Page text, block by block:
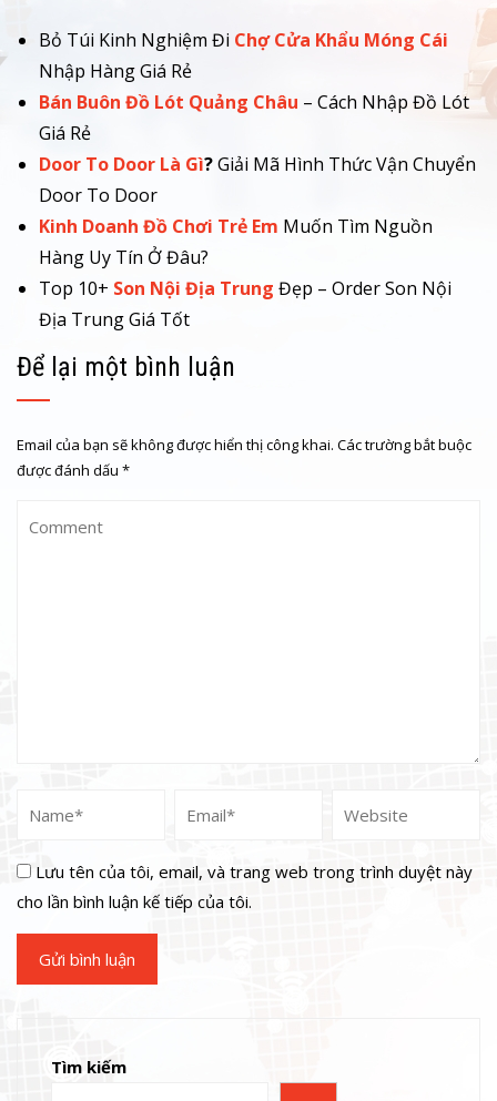
Bỏ Túi Kinh Nghiệm Đi Chợ Cửa Khẩu Móng Cái
Nhập Hàng Giá Rẻ
Bán Buôn Đồ Lót Quảng Châu – Cách Nhập Đồ Lót
Giá Rẻ
Door To Door Là Gì?Giải Mã Hình Thức Vận Chuyển
Door To Door
Kinh Doanh Đồ Chơi Trẻ Em Muốn Tìm Nguồn
Hàng Uy Tín Ở Đâu?
Top 10+ Son Nội Địa Trung Đẹp – Order Son Nội
Địa Trung Giá Tốt
Để lại một bình luận
Email của bạn sẽ không được hiển thị công khai. Các trường bắt buộc
được đánh dấu *
Lưu tên của tôi, email, và trang web trong trình duyệt này
cho lần bình luận kế tiếp của tôi.
Tìm kiếm